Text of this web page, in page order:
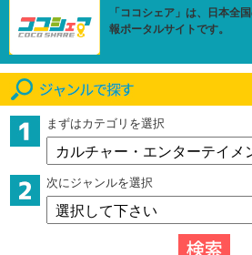
「ココシェア」は、日本全
報ポータルサイトです。
まずはカテゴリを選択
次にジャンルを選択